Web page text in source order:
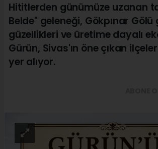
Hititlerden günümüze uzanan
Belde" geleneği, Gökpınar
güzellikleri ve üretime dayalı
Gürün, Sivas'ın öne çıkan
yer alıyor.